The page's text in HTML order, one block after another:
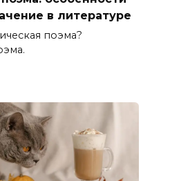
в литературе
поэма?